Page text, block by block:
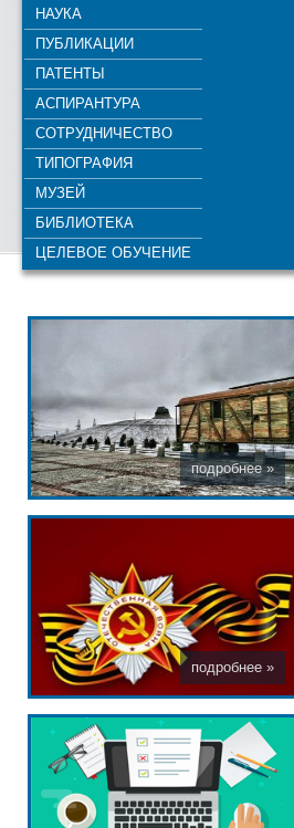
НАУКА
ПУБЛИКАЦИИ
ПАТЕНТЫ
АСПИРАНТУРА
СОТРУДНИЧЕСТВО
ТИПОГРАФИЯ
МУЗЕЙ
БИБЛИОТЕКА
ЦЕЛЕВОЕ ОБУЧЕНИЕ